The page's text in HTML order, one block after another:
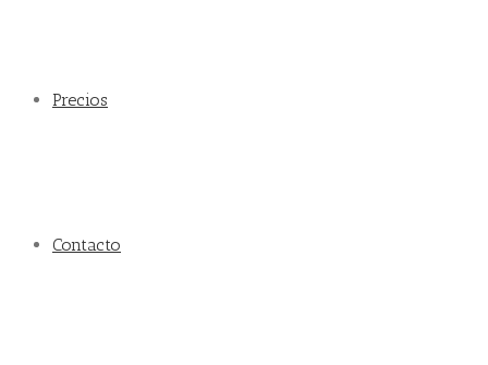
Precios
Contacto